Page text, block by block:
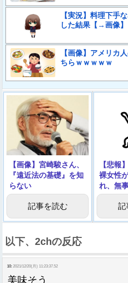
【実況】料理下手
した結果【→画像】
【画像】アメリカ
ちらｗｗｗｗｗ
【画像】宮崎駿さん、
『遠近法の基礎』を知
らない
記事を読む
【悲報
裸女性
れ、無
画像
記
以下、2chの反応
10: 2021/12/20(月) 11:23:37.52
美味そう